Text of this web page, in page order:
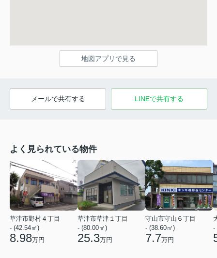
地図アプリで見る
メールで共有する LINEで共有する
よく見られている物件
草津市野村４丁目
- (42.54㎡)
8.98万円
草津市草津１丁目
- (80.00㎡)
25.3万円
守山市守山６丁目
- (38.60㎡)
7.7万円
-